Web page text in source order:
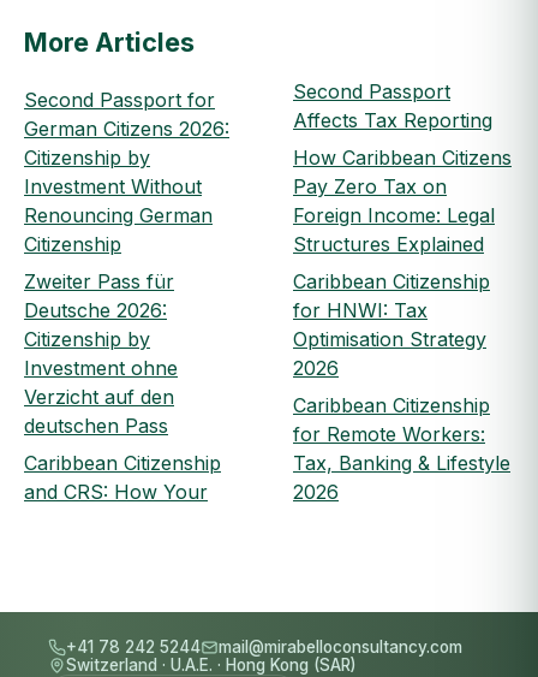
More Articles
Second Passport for
German Citizens 2026:
Citizenship by
Investment Without
Renouncing German
Citizenship
Zweiter Pass für
Deutsche 2026:
Citizenship by
Investment ohne
Verzicht auf den
deutschen Pass
Caribbean Citizenship
and CRS: How Your
Second Passport
Affects Tax Reporting
How Caribbean Citizens
Pay Zero Tax on
Foreign Income: Legal
Structures Explained
Caribbean Citizenship
for HNWI: Tax
Optimisation Strategy
2026
Caribbean Citizenship
for Remote Workers:
Tax, Banking & Lifestyle
2026
+41 78 242 5244
mail@mirabelloconsultancy.com
Switzerland · U.A.E. · Hong Kong (SAR)